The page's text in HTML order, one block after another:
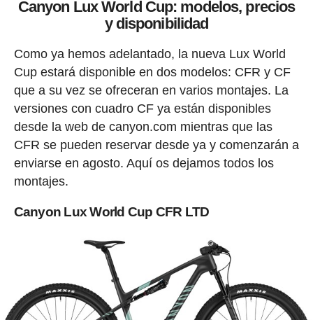
Canyon Lux World Cup: modelos, precios
y disponibilidad
Como ya hemos adelantado, la nueva Lux World
Cup estará disponible en dos modelos: CFR y CF
que a su vez se ofreceran en varios montajes. La
versiones con cuadro CF ya están disponibles
desde la web de canyon.com mientras que las
CFR se pueden reservar desde ya y comenzarán a
enviarse en agosto. Aquí os dejamos todos los
montajes.
Canyon Lux World Cup CFR LTD